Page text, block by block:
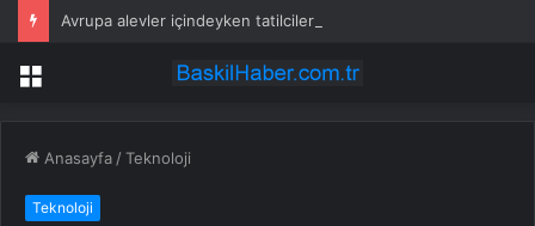
Menü
Anasayfa /Teknoloji
Teknoloji